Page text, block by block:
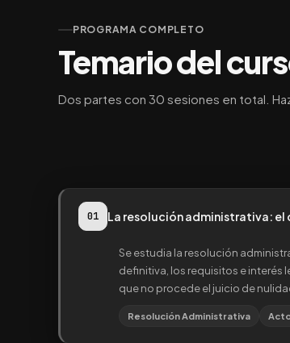
PROGRAMA COMPLETO
Temario del
Dos partes con 30 sesiones en total.
01 La resolución administrativa:
Se estudia la resolución
definitiva, los requisitos e interés
que no procede el juicio de
Resolución Administrativa